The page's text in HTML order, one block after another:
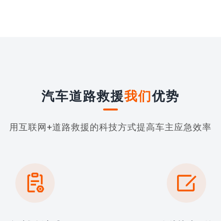
汽车道路救援我们优势
用互联网+道路救援的科技方式提高车主应急效率
 